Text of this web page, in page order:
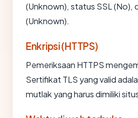
(Unknown), status SSL (No),
(Unknown).
Enkripsi (HTTPS)
Pemeriksaan HTTPS
Sertifikat TLS yang valid
mutlak yang harus dimiliki